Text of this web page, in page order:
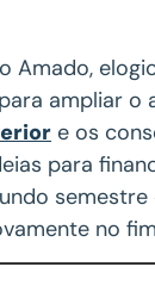
Amado,
ampliar o
e os
para
no